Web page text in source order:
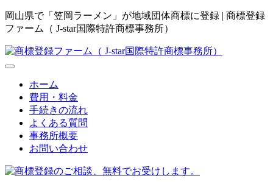
岡山県で「笠岡ラーメン」が地域団体商標に登録 | 商標登録
ファーム（ J-star国際特許商標事務所）
ホーム
費用・料金
手続きの流れ
よくある質問
事務所概要
お問い合わせ